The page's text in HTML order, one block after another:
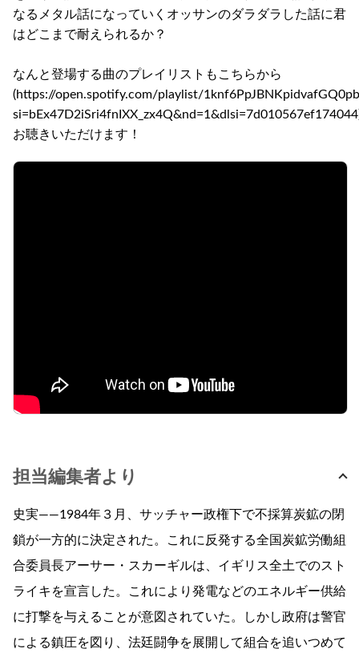
なるメタル話になっていくオッサンのダラダラした話に君
はどこまで耐えられるか？
なんと登場する曲のプレイリストもこちらから
(https://open.spotify.com/playlist/
お聴きいただけます！
担当編集者より
史実――1984年３月、サッチャー政権下で不採算炭鉱の閉
鎖が一方的に決定された。これに反発する全国炭鉱労働組
合委員長アーサー・スカーギルは、イギリス全土でのスト
ライキを宣言した。これにより発電などのエネルギー供給
に打撃を与えることが意図されていた。しかし政府は警官
による鎮圧を図り、法廷闘争を展開して組合を追いつめて